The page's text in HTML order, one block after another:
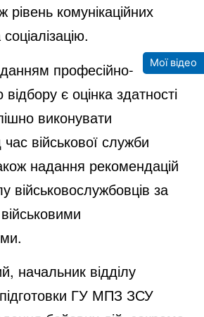
рівень комунікаційних
професійно-
відбору є оцінка здатності
виконувати
час військової служби
надання рекомендацій
військовослужбовців за
начальник відділу
підготовки ГУ МПЗ ЗСУ
Мої відео